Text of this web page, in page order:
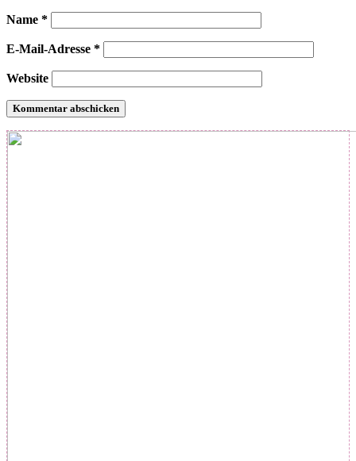
Name *
E-Mail-Adresse *
Website